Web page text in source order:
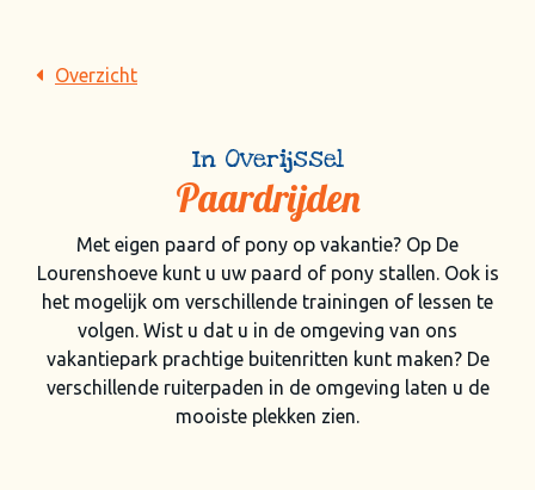
Overzicht
In Overijssel
Paardrijden
Met eigen paard of pony op vakantie? Op De
Lourenshoeve kunt u uw paard of pony stallen. Ook is
het mogelijk om verschillende trainingen of lessen te
volgen. Wist u dat u in de omgeving van ons
vakantiepark prachtige buitenritten kunt maken? De
verschillende ruiterpaden in de omgeving laten u de
mooiste plekken zien.